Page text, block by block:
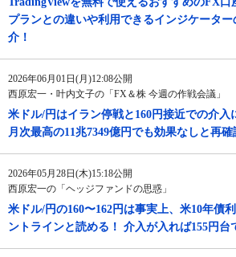
プランとの違いや利用できるインジケータ
介！
2026年06月01日(月)12:08公開
西原宏一・叶内文子の「FX＆株 今週の作戦会議」
米ドル/円はイラン停戦と160円接近での介入
月次最高の11兆7349億円でも効果なしと再
2026年05月28日(木)15:18公開
西原宏一の「ヘッジファンドの思惑」
米ドル/円の160〜162円は事実上、米10年債
ントラインと読める！ 介入が入れば155円